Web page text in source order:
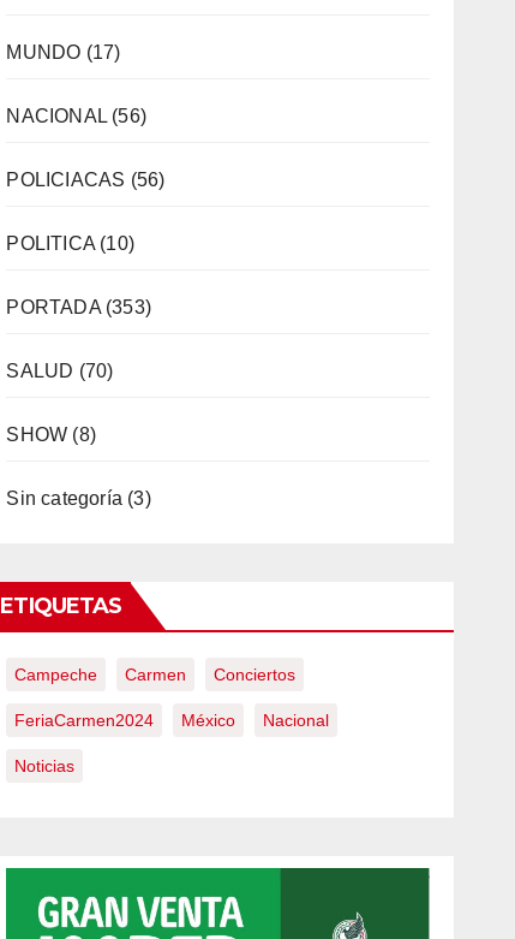
MUNDO (17)
NACIONAL(56)
POLICIACAS (56)
POLITICA(10)
PORTADA(353)
SALUD (70)
SHOW (8)
Sin categoría (3)
ETIQUETAS
Campeche Carmen Conciertos
FeriaCarmen2024 México Nacional
Noticias